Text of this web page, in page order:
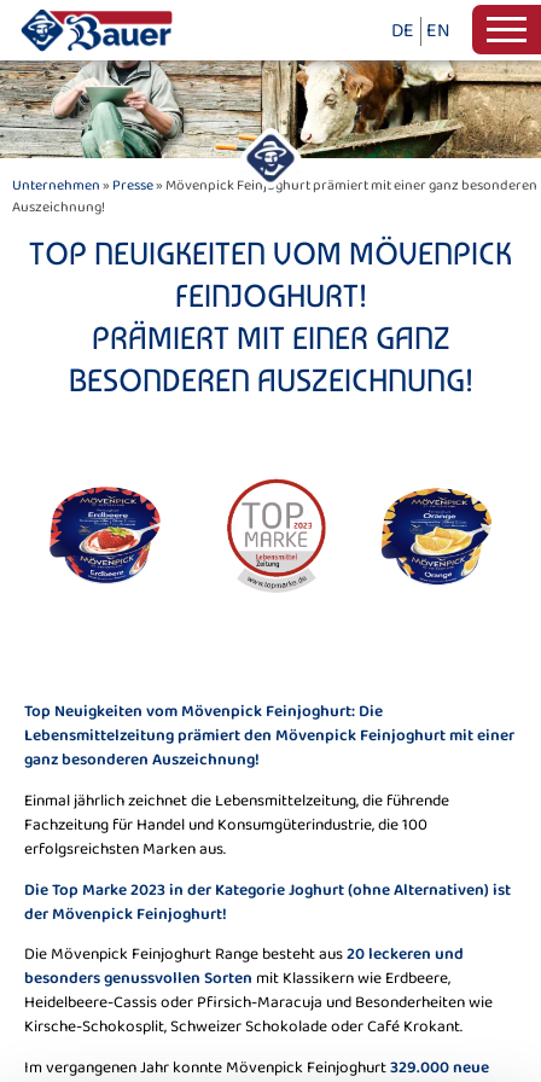
DE EN
Unternehmen» Presse» Mövenpick Feinjoghurt prämiert mit einer ganz besonderen
Auszeichnung!
TOP NEUIGKEITEN VOM MÖVENPICK
FEINJOGHURT!
PRÄMIERT MIT EINER GANZ
BESONDEREN AUSZEICHNUNG!
Top Neuigkeiten vom Mövenpick Feinjoghurt: Die
Lebensmittelzeitung prämiert den Mövenpick Feinjoghurt mit einer
ganz besonderen Auszeichnung!
Einmal jährlich zeichnet die Lebensmittelzeitung, die führende
Fachzeitung für Handel und Konsumgüterindustrie, die 100
erfolgsreichsten Marken aus.
Die Top Marke 2023 in der Kategorie Joghurt (ohne Alternativen) ist
der Mövenpick Feinjoghurt!
Die Mövenpick Feinjoghurt Range besteht aus20 leckeren und
besonders genussvollen Sorten mit Klassikern wie Erdbeere,
Heidelbeere-Cassis oder Pfirsich-Maracuja und Besonderheiten wie
Kirsche-Schokosplit, Schweizer Schokolade oder Café Krokant.
Im vergangenen Jahr konnte Mövenpick Feinjoghurt329.000 neue